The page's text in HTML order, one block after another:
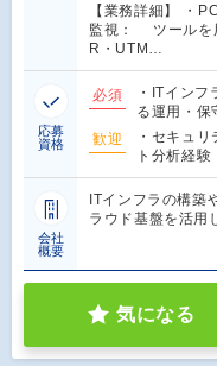
【業務詳細】 ・
監視： ツールを
R・UTM…
応募
資格
必須
・ITイン
る運用・
歓迎
・セキュ
ト分析経
会社
概要
ITインフラの構築
ラウド基盤を活用
気になる